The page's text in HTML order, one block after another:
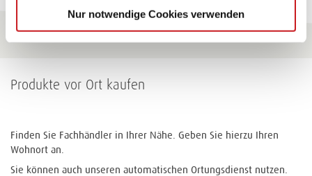
Nur notwendige Cookies verwenden
Produkte vor Ort kaufen
Finden Sie Fachhändler in Ihrer Nähe. Geben Sie hierzu Ihren
Wohnort an.
Sie können auch unseren automatischen Ortungsdienst nutzen.